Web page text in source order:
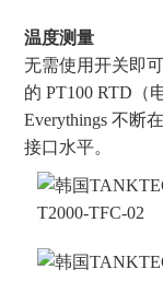
温度测量
无需使用开关即
的 PT100 RTD（
Everythings 不断
接口水平。